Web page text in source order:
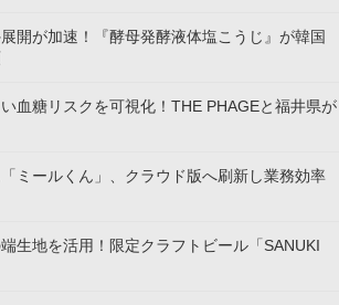
開が加速！『酵母発酵液体塩こうじ』が韓国
血糖リスクを可視化！THE PHAGEと福井県が
ミールくん」、クラウド版へ刷新し業務効率
生地を活用！限定クラフトビール「SANUKI